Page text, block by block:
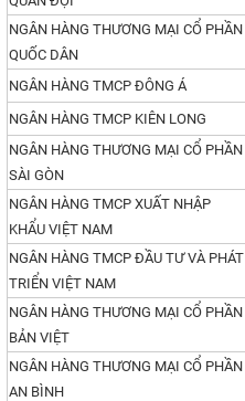
NGÂN HÀNG THƯƠNG MẠI CỔ PHẦN
QUỐC DÂN
NGÂN HÀNG TMCP ĐÔNG Á
NGÂN HÀNG TMCP KIÊN LONG
NGÂN HÀNG THƯƠNG MẠI CỔ PHẦN
SÀI GÒN
NGÂN HÀNG TMCP XUẤT NHẬP
KHẨU VIỆT NAM
NGÂN HÀNG TMCP ĐẦU TƯ VÀ PHÁT
TRIỂN VIỆT NAM
NGÂN HÀNG THƯƠNG MẠI CỔ PHẦN
BẢN VIỆT
NGÂN HÀNG THƯƠNG MẠI CỔ PHẦN
AN BÌNH